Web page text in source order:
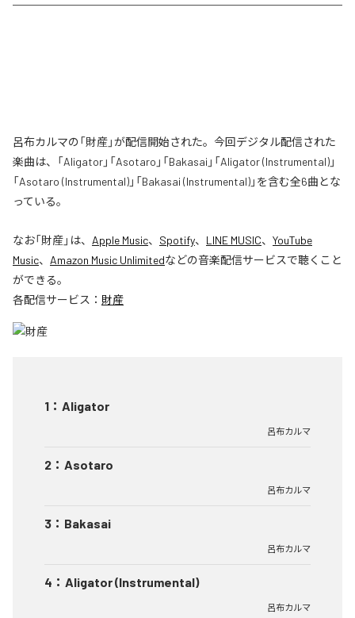
呂布カルマの「財産」が配信開始された。今回デジタル配信された
楽曲は、「Aligator」「Asotaro」「Bakasai」「Aligator (Instrumental)」
「Asotaro (Instrumental)」「Bakasai (Instrumental)」を含む全6曲とな
っている。
なお「財産」は、 Apple Music、 Spotify、 LINE MUSIC、 YouTube
Music、 Amazon Music Unlimitedなどの音楽配信サービスで聴くこと
ができる。
各配信サービス： 財産
1 ： Aligator
呂布カルマ
2 ： Asotaro
呂布カルマ
3 ： Bakasai
呂布カルマ
4 ： Aligator (Instrumental)
呂布カルマ